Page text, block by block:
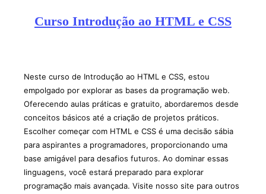
Curso Introdução ao HTML e CSS
Neste curso de Introdução ao HTML e CSS, estou
empolgado por explorar as bases da programação web.
Oferecendo aulas práticas e gratuito, abordaremos desde
conceitos básicos até a criação de projetos práticos.
Escolher começar com HTML e CSS é uma decisão sábia
para aspirantes a programadores, proporcionando uma
base amigável para desafios futuros. Ao dominar essas
linguagens, você estará preparado para explorar
programação mais avançada. Visite nosso site para outros